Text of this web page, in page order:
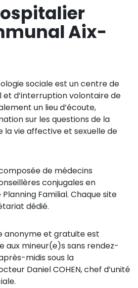
Aix-
sociale est un centre de
d’interruption volontaire de
un lieu d’écoute,
sur les questions de la
vie affective et sexuelle de
de médecins
conjugales en
Familial. Chaque site
dédié.
anonyme et gratuite est
aux mineur(e)s sans rendez-
midis sous la
Daniel COHEN, chef d’unité